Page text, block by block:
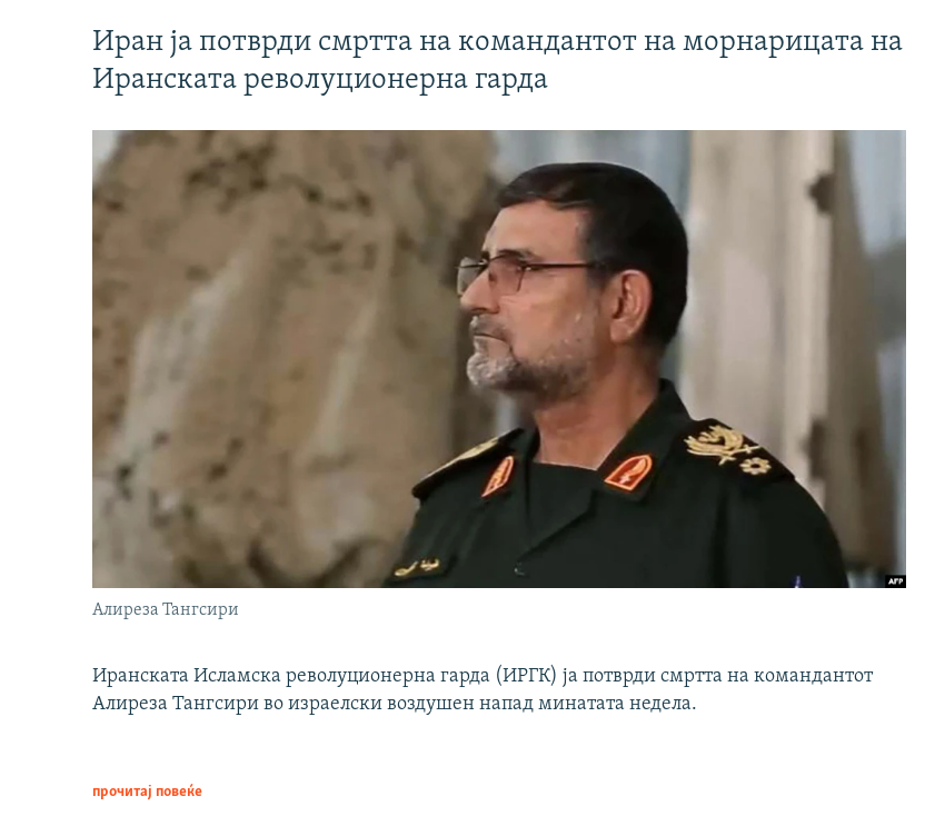
Иран ја потврди смртта на командантот на морнарицата на
Иранската револуционерна гарда
Алиреза Тангсири
Иранската Исламска револуционерна гарда (ИРГК) ја потврди смртта на командантот
Алиреза Тангсири во израелски воздушен напад минатата недела.
прочитај повеќе